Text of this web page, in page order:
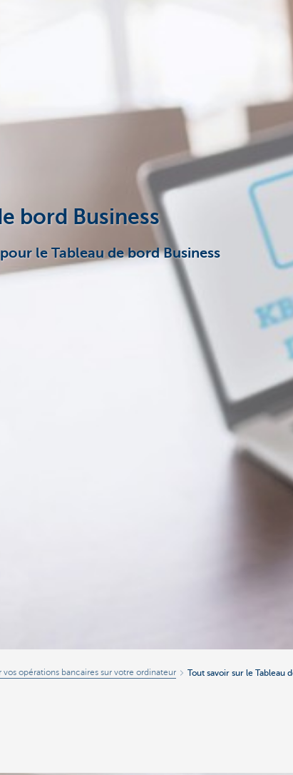
bord Business
le Tableau de bord Business
vos opérations bancaires sur votre ordinateur Tout savoir sur le Tableau